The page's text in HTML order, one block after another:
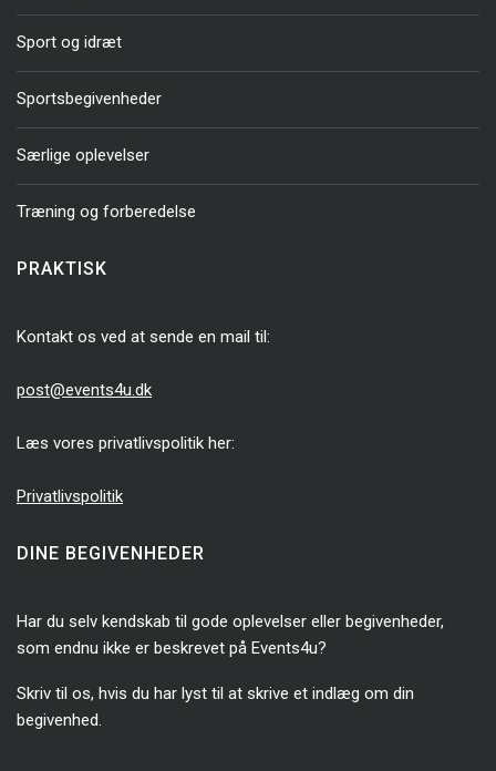
Sport og idræt
Sportsbegivenheder
Særlige oplevelser
Træning og forberedelse
PRAKTISK
Kontakt os ved at sende en mail til:
post@events4u.dk
Læs vores privatlivspolitik her:
Privatlivspolitik
DINE BEGIVENHEDER
Har du selv kendskab til gode oplevelser eller begivenheder,
som endnu ikke er beskrevet på Events4u?
Skriv til os, hvis du har lyst til at skrive et indlæg om din
begivenhed.